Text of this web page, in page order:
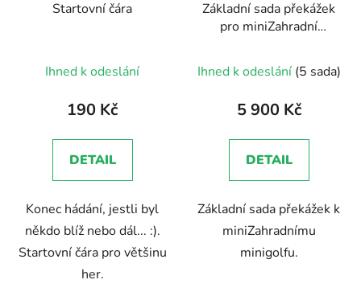
Startovní čára
hodnocení
produktu
5,0
z
hvězdiček.
Ihned k odeslání
190 Kč
DETAIL
Konec hádání, jestli byl
někdo blíž nebo dál... :).
Startovní čára pro většinu
her.
Základní sada překážek
pro miniZahradní
Ihned k odeslání (5 sada)
5 900 Kč
DETAIL
Základní sada překážek k
miniZahradnímu
minigolfu.